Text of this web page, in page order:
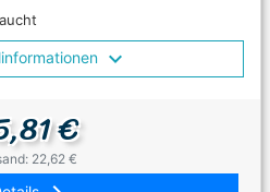
€
22,62 €